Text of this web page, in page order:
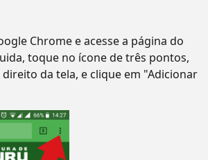
Chrome e acesse a página do
toque no ícone de três pontos,
da tela, e clique em "Adicionar